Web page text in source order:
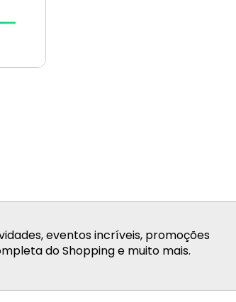
eventos incríveis, promoções
do Shopping e muito mais.